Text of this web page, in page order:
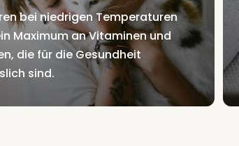
bei niedrigen Temperaturen
Maximum an Vitaminen und
die für die Gesundheit
sind.